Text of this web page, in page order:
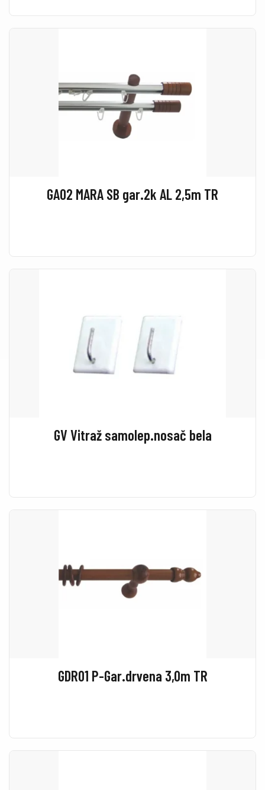
GA02 MARA SB gar.2k AL 2,5m TR
GV Vitraž samolep.nosač bela
GDR01 P-Gar.drvena 3,0m TR